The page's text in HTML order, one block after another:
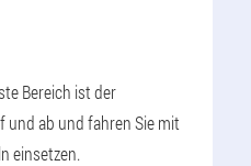
Bereich ist der
und ab und fahren Sie mit
einsetzen.